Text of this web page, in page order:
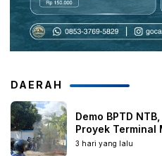
DAERAH
Demo BPTD
Proyek Terminal
3 hari yang lalu